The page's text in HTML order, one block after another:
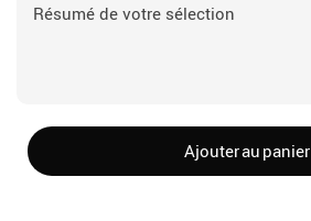
Résumé de votre sélection
Ajouter au panier